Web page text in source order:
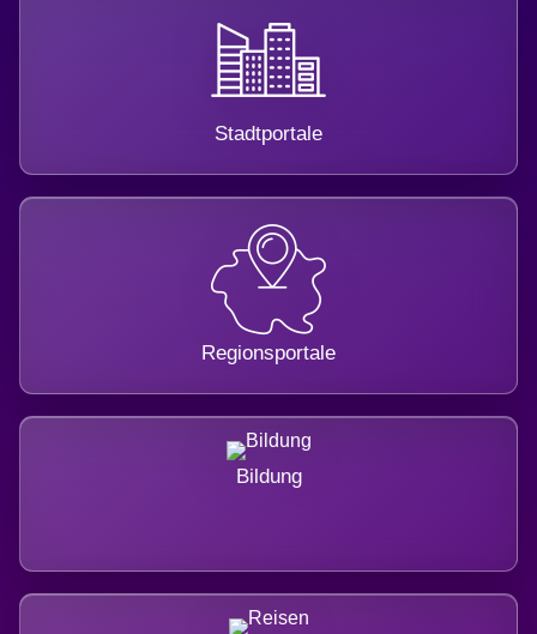
Stadtportale
Regionsportale
Bildung